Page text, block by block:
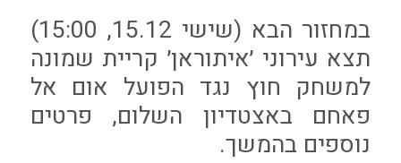
במחזור הבא (שישי 15.12, 15:00)
תצא עירוני ׳איתוראן׳ קריית שמונה
למשחק חוץ נגד הפועל אום אל
פאחם באצטדיון השלום, פרטים
נוספים בהמשך.